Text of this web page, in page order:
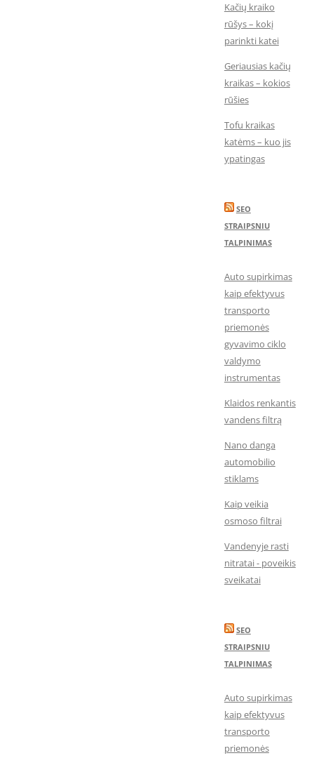
Kačių kraiko
rūšys – kokį
parinkti katei
Geriausias kačių
kraikas – kokios
rūšies
Tofu kraikas
katėms – kuo jis
ypatingas
SEO
STRAIPSNIU
TALPINIMAS
Auto supirkimas
kaip efektyvus
transporto
priemonės
gyvavimo ciklo
valdymo
instrumentas
Klaidos renkantis
vandens filtrą
Nano danga
automobilio
stiklams
Kaip veikia
osmoso filtrai
Vandenyje rasti
nitratai - poveikis
sveikatai
SEO
STRAIPSNIU
TALPINIMAS
Auto supirkimas
kaip efektyvus
transporto
priemonės